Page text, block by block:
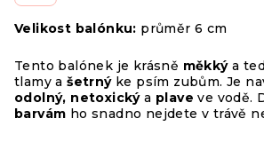
Velikost balónku: průměr 6 cm
Tento balónek je krásně měkkýa
tlamy ašetrnýke psím zubům. Je
odolný, netoxickýa plave ve vodě.
barvám ho snadno nejdete v trávě